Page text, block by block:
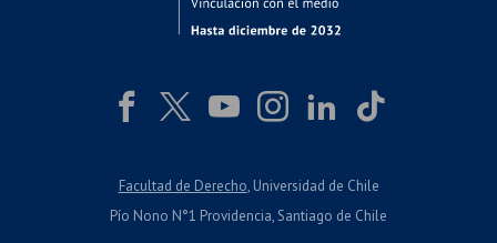
Facultad de Derecho, Universidad de Chile
Pío Nono N°1 Providencia, Santiago de Chile